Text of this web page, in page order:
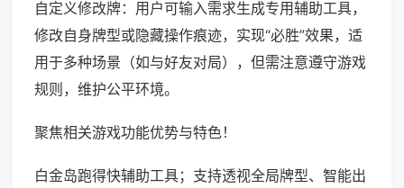
自定义修改牌：用户可输入需求生成专用辅助工具，
修改自身牌型或隐藏操作痕迹，实现“必胜”效果，适
用于多种场景（如与好友对局），但需注意遵守游戏
规则，维护公平环境。
聚焦相关游戏功能优势与特色！
白金岛跑得快辅助工具；支持透视全局牌型、智能出